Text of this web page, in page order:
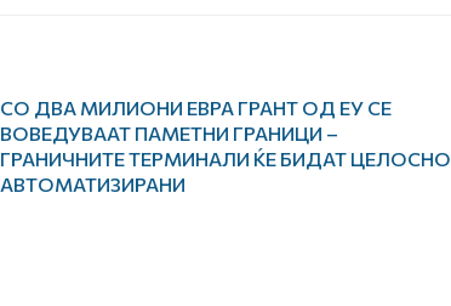
СО ДВА МИЛИОНИ ЕВРА ГРАНТ ОД ЕУ СЕ
ВОВЕДУВААТ ПАМЕТНИ ГРАНИЦИ –
ГРАНИЧНИТЕ ТЕРМИНАЛИ ЌЕ БИДАТ ЦЕЛОСНО
АВТОМАТИЗИРАНИ